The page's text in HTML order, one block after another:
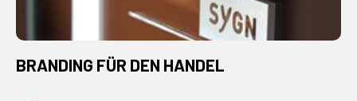
BRANDING FÜR DEN HANDEL